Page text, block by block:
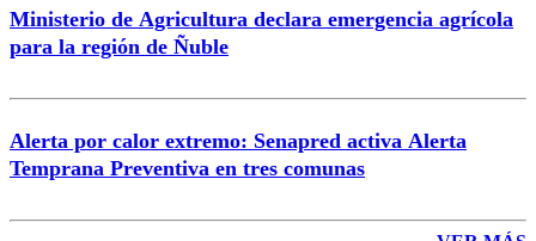
Ministerio de Agricultura declara emergencia agrícola
para la región de Ñuble
Alerta por calor extremo: Senapred activa Alerta
Temprana Preventiva en tres comunas